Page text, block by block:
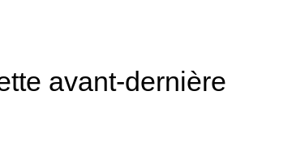
avant-dernière